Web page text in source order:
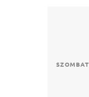
SZOMBAT